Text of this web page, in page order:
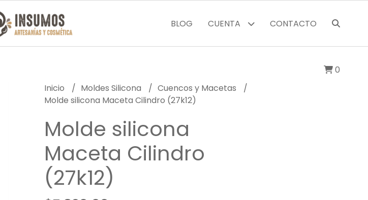
BLOG CUENTA CONTACTO
0
Inicio Moldes Silicona
Cuencos y Macetas
Molde silicona Maceta Cilindro (27k12)
Molde silicona
Maceta Cilindro
(27k12)